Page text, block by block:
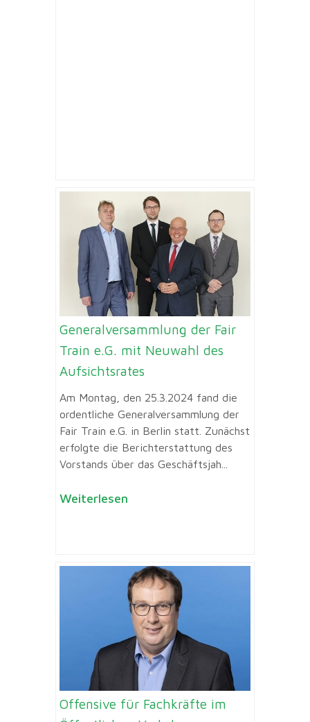
Generalversammlung der Fair
Train e.G. mit Neuwahl des
Aufsichtsrates
Am Montag, den 25.3.2024 fand die
ordentliche Generalversammlung der
Fair Train e.G. in Berlin statt. Zunächst
erfolgte die Berichterstattung des
Vorstands über das Geschäftsjah...
Weiterlesen
Offensive für Fachkräfte im